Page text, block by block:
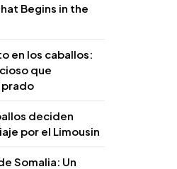
Begins in the
en los caballos:
que
prado
deciden
por el Limousin
Somalia: Un